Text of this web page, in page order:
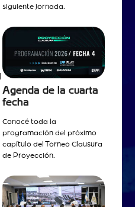
siguiente jornada.
Agenda de la cuarta
fecha
Conocé toda la
programación del próximo
capítulo del Torneo Clausura
de Proyección.